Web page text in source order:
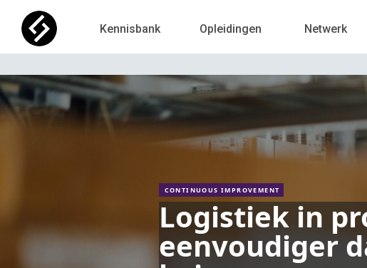
Kennisbank Opleidingen Netwerk
CONTINUOUS IMPROVEMENT
Logistiek in
eenvoudiger